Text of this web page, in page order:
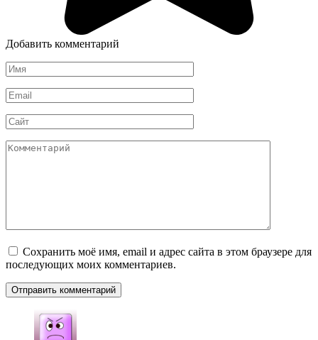
Добавить комментарий
Имя
*
Email
*
Сайт
Комментарий
Сохранить моё имя, email и адрес сайта в этом браузере для
последующих моих комментариев.